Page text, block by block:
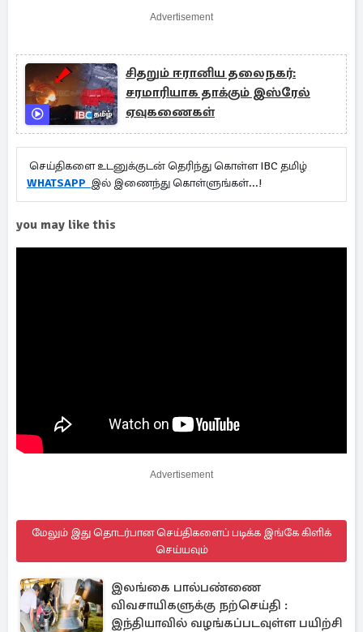
Advertisement
சிதறும் ஈரானிய தலைநகர்:
சரமாரியாக தாக்கும் இஸ்ரேல்
ஏவுகணைகள்
செய்திகளை உடனுக்குடன் தெரிந்து கொள்ள IBC தமிழ்
WHATSAPP இல் இணைந்து கொள்ளுங்கள்...!
you may like this
Advertisement
மேலும் இது தொடர்பான செய்திகளைப் படிக்க இங்கே கிளிக்
செய்யவும்
இலங்கை பால்பண்ணை
விவசாயிகளுக்கு நற்செய்தி :
இந்தியாவில் வழங்கப்படவுள்ள பயிற்சி